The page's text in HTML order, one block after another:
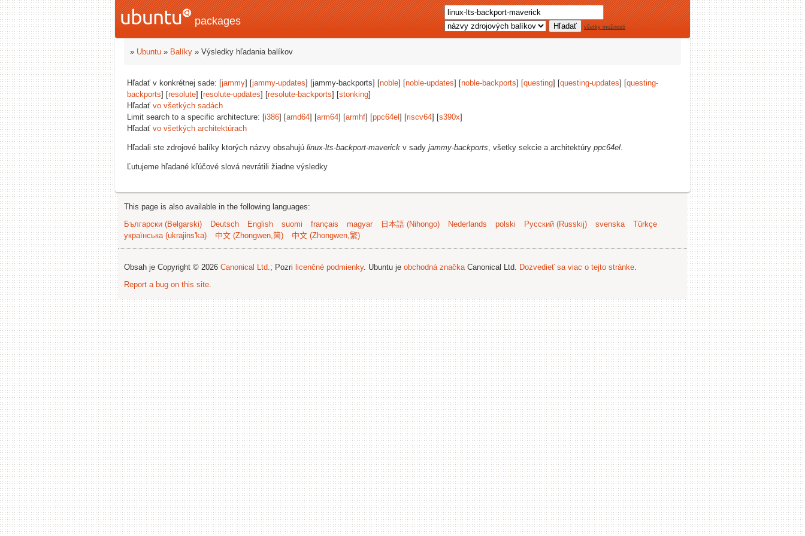
packages všetky možnosti
» Ubuntu » Balíky » Výsledky hľadania balíkov
Hľadať v konkrétnej sade: [jammy] [jammy-updates] [jammy-backports] [noble] [noble-updates] [noble-backports] [questing] [questing-updates] [questing-
backports] [resolute] [resolute-updates] [resolute-backports] [stonking]
Hľadať vo všetkých sadách
Limit search to a specific architecture: [i386] [amd64] [arm64] [armhf] [ppc64el ] [riscv64] [s390x]
Hľadať vo všetkých architektúrach
Hľadali ste zdrojové balíky ktorých názvy obsahujú linux-lts-backport-maverick v sady jammy-backports, všetky sekcie a architektúry ppc64el.
Ľutujeme hľadané kľúčové slová nevrátili žiadne výsledky
This page is also available in the following languages:
Български (Bəlgarski)
Deutsch English suomi français magyar 日本語 (Nihongo) Nederlands polski Русский (Russkij) svenska
Türkçe
українська (ukrajins'ka)
中文 (Zhongwen,简) 中文 (Zhongwen,繁)
Obsah je Copyright © 2026 Canonical Ltd.; Pozri licenčné podmienky. Ubuntu je obchodná značkaCanonical Ltd. Dozvedieť sa viac o tejto stránke.
Report a bug on this site.